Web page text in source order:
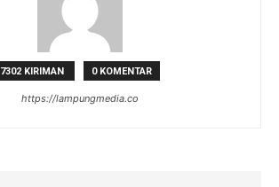
7302 KIRIMAN 0 KOMENTAR
https://lampungmedia.co